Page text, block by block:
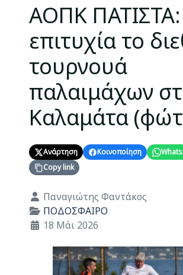
ΑΟΠΚ
επιτυχία το
τουρνουά
παλαιμάχων
Καλαμάτα
Ανάρτηση Κοινοποίηση
Copy link
Λεπτομέρειες
Παναγιώτης Φαντάκος
ΠΟΔΟΣΦΑΙΡΟ
18 Μάι 2026